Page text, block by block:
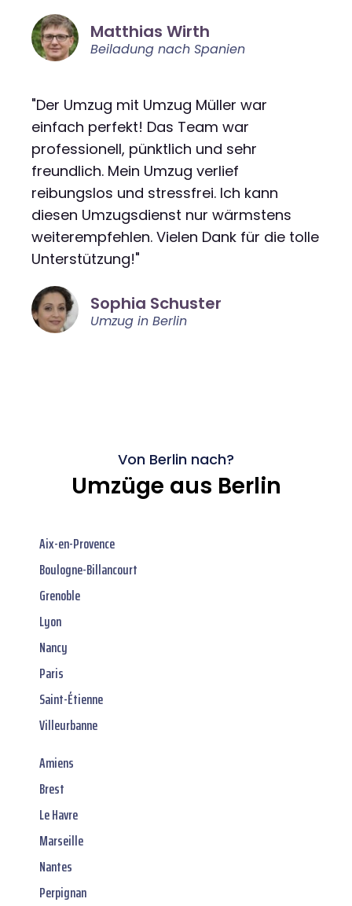
Matthias Wirth
Beiladung nach Spanien
"Der Umzug mit Umzug Müller war
einfach perfekt! Das Team war
professionell, pünktlich und sehr
freundlich. Mein Umzug verlief
reibungslos und stressfrei. Ich kann
diesen Umzugsdienst nur wärmstens
weiterempfehlen. Vielen Dank für die tolle
Unterstützung!"
Sophia Schuster
Umzug in Berlin
Von Berlin nach?
Umzüge aus Berlin
Aix-en-Provence
Boulogne-Billancourt
Grenoble
Lyon
Nancy
Paris
Saint-Étienne
Villeurbanne
Amiens
Brest
Le Havre
Marseille
Nantes
Perpignan